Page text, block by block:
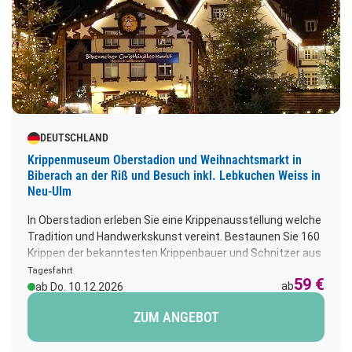
DEUTSCHLAND
Krippenmuseum Oberstadion und Weihnachtsmarkt in
Biberach an der Riß und Besuch inkl. Lebkuchen Weiss in
Neu-Ulm
In Oberstadion erleben Sie eine Krippenausstellung welche
Tradition und Handwerkskunst vereint. Bestaunen Sie 160
Krippen der bekanntesten Krippenbauer und Schnitzer aus
Deutschland, Österreich und Italien. So manch einer wird
während der interessanten Führung in
Kindheitserinnerungen schwelgen. Anschl. Haben wir
Plätze zum individuellen Mittagessen im Brauereigasthof
Ader reserviert. Den Nachmittag verbringen Sie in Biberach
Tagesfahrt
ab Do. 10.12.2026 ab59 €
ZUM ANGEBOT